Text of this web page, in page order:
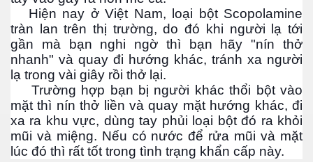
Hiện nay ở Việt Nam, loại bột Scopolamine
tràn lan trên thị trường, do đó khi người lạ tới
gần mà bạn nghi ngờ thì bạn hãy "nín thở
nhanh" và quay đi hướng khác, tránh xa người
lạ trong vài giây rồi thở lại.
Trường hợp bạn bị người khác thổi bột vào
mặt thì nín thở liền và quay mặt hướng khác, đi
xa ra khu vực, dùng tay phủi loại bột đó ra khỏi
mũi và miệng. Nếu có nước để rửa mũi và mặt
lúc đó thì rất tốt trong tình trạng khẩn cấp này.